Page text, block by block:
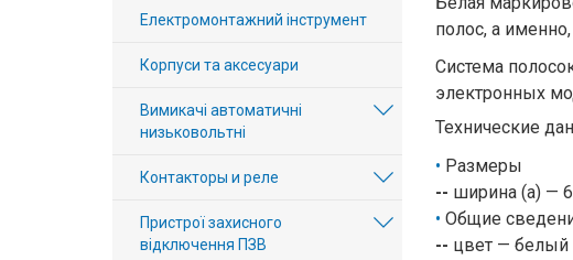
полос, а
Система
электронных
Технические
Размеры
-- ширина (a) —
Общие
-- цвет — белый
Електромонтажний інструмент
Корпуси та аксесуари
Вимикачі автоматичні
низьковольтні
Контакторы и реле
Пристрої захисного
відключення ПЗВ